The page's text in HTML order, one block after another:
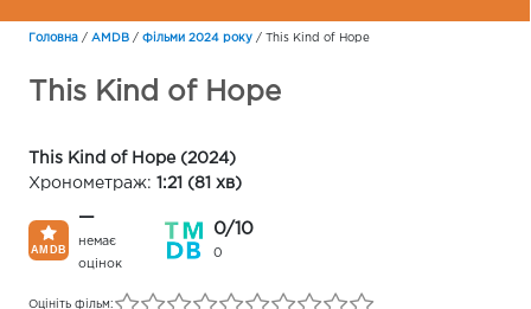
Головна / AMDB / Фільми 2024 року / This Kind of Hope
This Kind of Hope
This Kind of Hope (2024)
Хронометраж: 1:21 (81 хв)
—
немає
оцінок
0/10
0
Оцініть фільм: